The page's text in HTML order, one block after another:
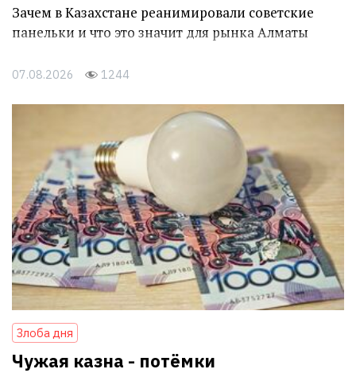
Зачем в Казахстане реанимировали советские
панельки и что это значит для рынка Алматы
07.08.2026 1244
Злоба дня
Чужая казна - потёмки